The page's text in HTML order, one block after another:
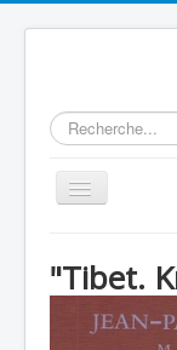
Rechercher
Basculer
la
"Tibet.